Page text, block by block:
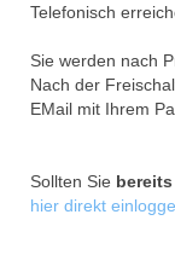
Telefonisch
Sie werden nach
Nach der
EMail mit Ihrem
Sollten Sie
hier direkt